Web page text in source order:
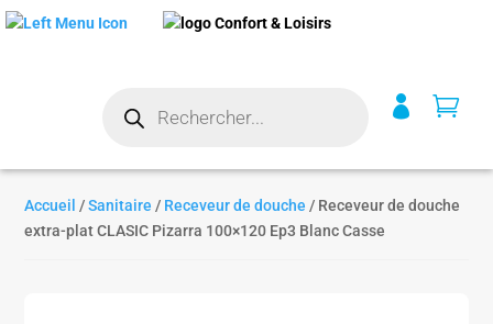
produits
 
Accueil /Sanitaire / Receveur de douche / Receveur de douche
extra-plat CLASIC Pizarra 100×120 Ep3 Blanc Casse